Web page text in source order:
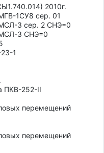
2010г.
ПКВ-252-II
перемещений
перемещений